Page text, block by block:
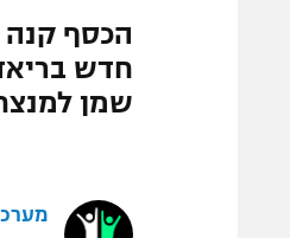
הכסף קנה
שמן